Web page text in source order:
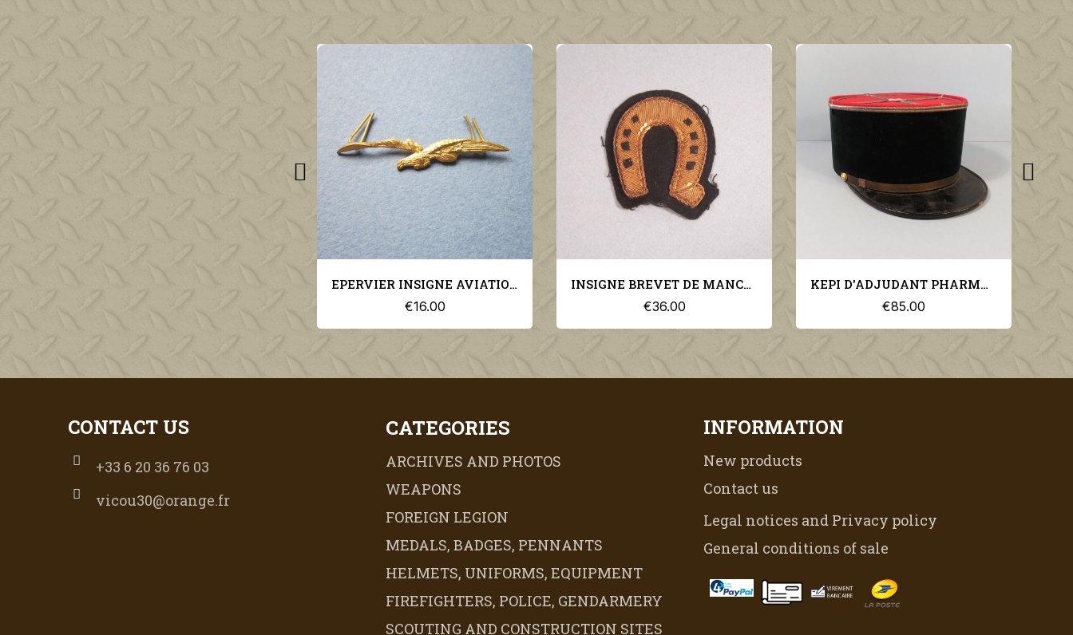
€36.00
€85.00
€30.00
CONTACT US
+33 6 20 36 76 03
vicou30@orange.fr
CATEGORIES
ARCHIVES AND PHOTOS
WEAPONS
FOREIGN LEGION
MEDALS, BADGES, PENNANTS
HELMETS, UNIFORMS, EQUIPMENT
FIREFIGHTERS, POLICE, GENDARMERY
SCOUTING AND CONSTRUCTION SITES
INFORMATION
New products
Contact us
Legal notices and Privacy policy
General conditions of sale